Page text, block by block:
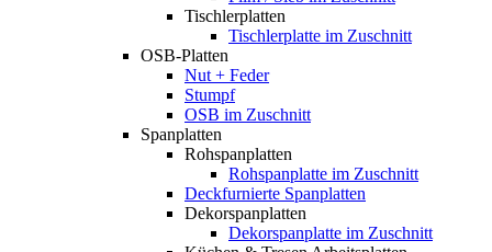
Tischlerplatten
Tischlerplatte im Zuschnitt
OSB-Platten
Nut + Feder
Stumpf
OSB im Zuschnitt
Spanplatten
Rohspanplatten
Rohspanplatte im Zuschnitt
Deckfurnierte Spanplatten
Dekorspanplatten
Dekorspanplatte im Zuschnitt